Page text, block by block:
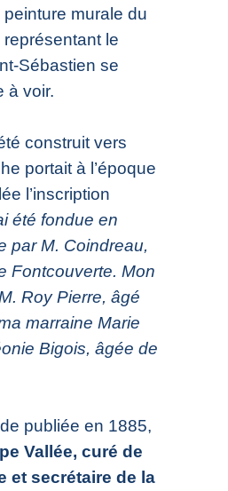
murale du
le
Sébastien se
à voir.
construit vers
portait à l’époque
l’inscription
été fondue en
par M. Coindreau,
Fontcouverte. Mon
Roy Pierre, âgé
marraine Marie
Bigois, âgée de
publiée en 1885,
Vallée, curé de
et secrétaire de la